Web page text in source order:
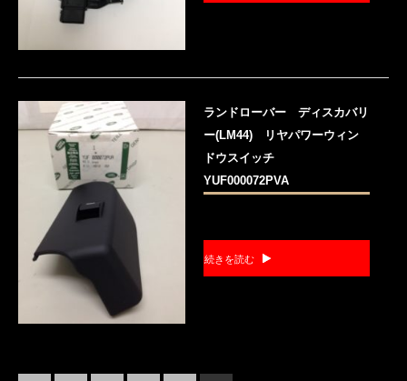
ランドローバー ディスカバリ
ー(LM44) リヤパワーウィン
ドウスイッチ
YUF000072PVA
続きを読む